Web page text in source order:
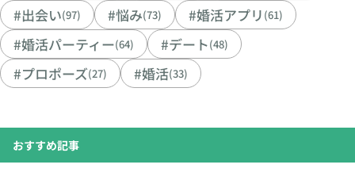
#出会い(97) #悩み(73) #婚活アプリ (61)
#婚活パーティー(64) #デート(48)
#プロポーズ(27) #婚活(33)
おすすめ記事